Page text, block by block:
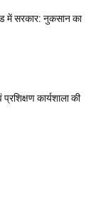
में सरकार: नुकसान का
प्रशिक्षण कार्यशाला की